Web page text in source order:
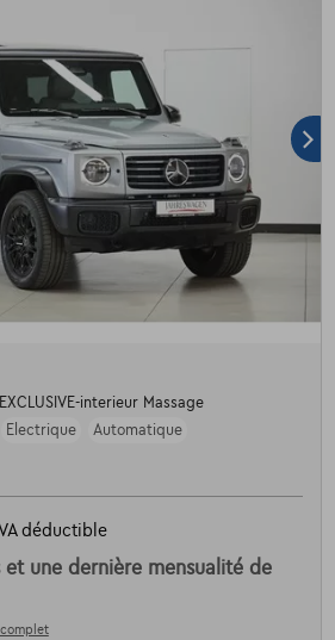
interieur Massage
Electrique
Automatique
déductible
et une dernière mensualité de
complet